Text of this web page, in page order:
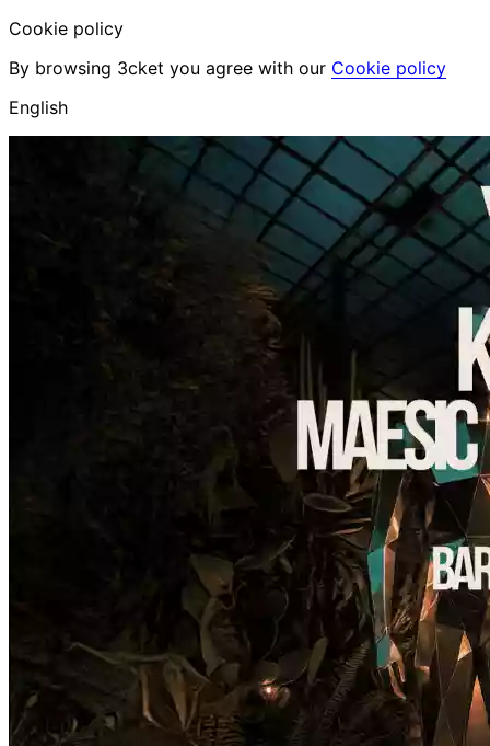
Cookie policy
By browsing 3cket you agree with our Cookie policy
English